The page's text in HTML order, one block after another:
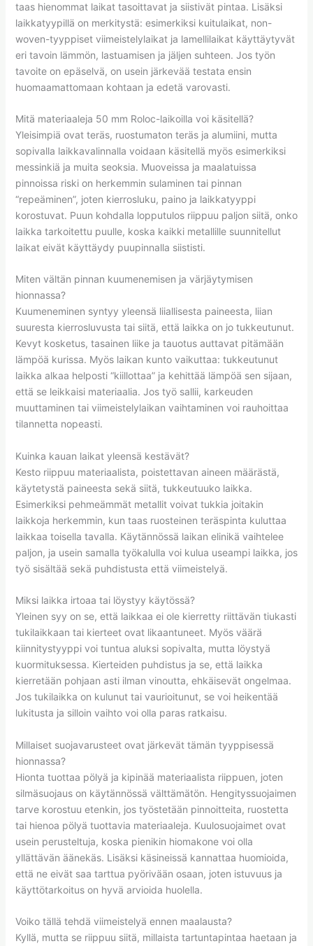
taas hienommat laikat tasoittavat ja siistivät pintaa. Lisäksi
laikkatyypillä on merkitystä: esimerkiksi kuitulaikat, non-
woven-tyyppiset viimeistelylaikat ja lamellilaikat käyttäytyvät
eri tavoin lämmön, lastuamisen ja jäljen suhteen. Jos työn
tavoite on epäselvä, on usein järkevää testata ensin
huomaamattomaan kohtaan ja edetä varovasti.
Mitä materiaaleja 50 mm Roloc-laikoilla voi käsitellä?
Yleisimpiä ovat teräs, ruostumaton teräs ja alumiini, mutta
sopivalla laikkavalinnalla voidaan käsitellä myös esimerkiksi
messinkiä ja muita seoksia. Muoveissa ja maalatuissa
pinnoissa riski on herkemmin sulaminen tai pinnan
“repeäminen”, joten kierrosluku, paino ja laikkatyyppi
korostuvat. Puun kohdalla lopputulos riippuu paljon siitä, onko
laikka tarkoitettu puulle, koska kaikki metallille suunnitellut
laikat eivät käyttäydy puupinnalla siististi.
Miten vältän pinnan kuumenemisen ja värjäytymisen
hionnassa?
Kuumeneminen syntyy yleensä liiallisesta paineesta, liian
suuresta kierrosluvusta tai siitä, että laikka on jo tukkeutunut.
Kevyt kosketus, tasainen liike ja tauotus auttavat pitämään
lämpöä kurissa. Myös laikan kunto vaikuttaa: tukkeutunut
laikka alkaa helposti “kiillottaa” ja kehittää lämpöä sen sijaan,
että se leikkaisi materiaalia. Jos työ sallii, karkeuden
muuttaminen tai viimeistelylaikan vaihtaminen voi rauhoittaa
tilannetta nopeasti.
Kuinka kauan laikat yleensä kestävät?
Kesto riippuu materiaalista, poistettavan aineen määrästä,
käytetystä paineesta sekä siitä, tukkeutuuko laikka.
Esimerkiksi pehmeämmät metallit voivat tukkia joitakin
laikkoja herkemmin, kun taas ruosteinen teräspinta kuluttaa
laikkaa toisella tavalla. Käytännössä laikan elinikä vaihtelee
paljon, ja usein samalla työkalulla voi kulua useampi laikka, jos
työ sisältää sekä puhdistusta että viimeistelyä.
Miksi laikka irtoaa tai löystyy käytössä?
Yleinen syy on se, että laikkaa ei ole kierretty riittävän tiukasti
tukilaikkaan tai kierteet ovat likaantuneet. Myös väärä
kiinnitystyyppi voi tuntua aluksi sopivalta, mutta löystyä
kuormituksessa. Kierteiden puhdistus ja se, että laikka
kierretään pohjaan asti ilman vinoutta, ehkäisevät ongelmaa.
Jos tukilaikka on kulunut tai vaurioitunut, se voi heikentää
lukitusta ja silloin vaihto voi olla paras ratkaisu.
Millaiset suojavarusteet ovat järkevät tämän tyyppisessä
hionnassa?
Hionta tuottaa pölyä ja kipinää materiaalista riippuen, joten
silmäsuojaus on käytännössä välttämätön. Hengityssuojaimen
tarve korostuu etenkin, jos työstetään pinnoitteita, ruostetta
tai hienoa pölyä tuottavia materiaaleja. Kuulosuojaimet ovat
usein perusteltuja, koska pienikin hiomakone voi olla
yllättävän äänekäs. Lisäksi käsineissä kannattaa huomioida,
että ne eivät saa tarttua pyörivään osaan, joten istuvuus ja
käyttötarkoitus on hyvä arvioida huolella.
Voiko tällä tehdä viimeistelyä ennen maalausta?
Kyllä, mutta se riippuu siitä, millaista tartuntapintaa haetaan ja